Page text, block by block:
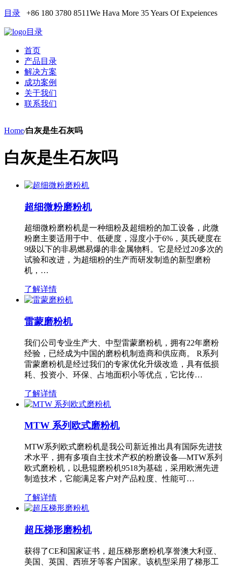
目录 +86 180 3780 8511We Hava More 35 Years Of Expeiences
目录
首页
产品目录
解决方案
成功案例
关于我们
联系我们
Home/白灰是生石灰吗
白灰是生石灰吗
超细微粉磨粉机
超细微粉磨粉机是一种细粉及超细粉的加工设备，此微
粉磨主要适用于中、低硬度，湿度小于6%，莫氏硬度在
9级以下的非易燃易爆的非金属物料。它是经过20多次的
试验和改进，为超细粉的生产而研发制造的新型磨粉
机，…
了解详情
雷蒙磨粉机
我们公司专业生产大、中型雷蒙磨粉机，拥有22年磨粉
经验，已经成为中国的磨粉机制造商和供应商。 R系列
雷蒙磨粉机是经过我们的专家优化升级改造，具有低损
耗、投资小、环保、占地面积小等优点，它比传…
了解详情
MTW 系列欧式磨粉机
MTW系列欧式磨粉机是我公司新近推出具有国际先进技
术水平，拥有多项自主技术产权的粉磨设备—MTW系列
欧式磨粉机，以悬辊磨粉机9518为基础，采用欧洲先进
制造技术，它能满足客户对产品粒度、性能可…
了解详情
超压梯形磨粉机
获得了CE和国家证书，超压梯形磨粉机享誉澳大利亚、
美国、英国、西班牙等客户国家。该机型采用了梯形工